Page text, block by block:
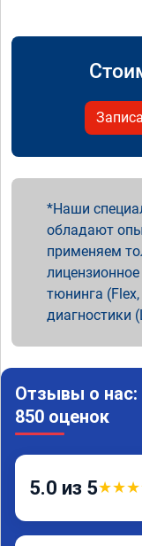
Наши
обладают
применяем
тюнинга
диагностики
Отзывы о нас:
850 оценок
5.0 из 5★★★